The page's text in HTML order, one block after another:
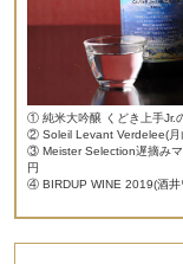
① 純米大吟醸 くどき上手Jr.
② Soleil Levant Verdelee(月
③ Meister Selection遅摘み
円
④ BIRDUP WINE 2019(酒井